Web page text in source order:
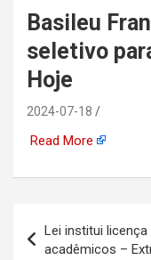
indústria
Basileu
seletivo
Hoje
2024-07-18
Read More
de
Lei institui
acadêmicos –